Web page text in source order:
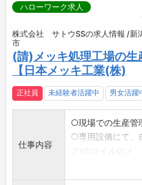
ハローワーク求人
株式会社 サトウSSの求人情報 /新
市
(請)メッキ処理工場の生
【日本メッキ工業(株)
正社員 未経験者活躍中 男女活躍
仕事内容
○現場での生産管
○専用設備にて、
ッキ処理もして
※【応募前職場見